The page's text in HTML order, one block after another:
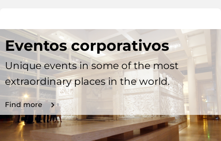
Eventos corporativos
Unique events in some of the most
extraordinary places in the world.
Find more